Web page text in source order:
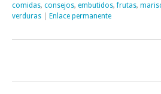
comidas, consejos, embutidos,frutas,
verduras
Enlace permanente